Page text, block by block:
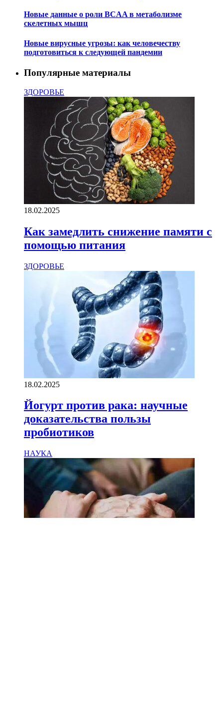
Новые данные о роли BCAA в метаболизме
скелетных мышц
Новые вирусные угрозы: как человечеству
подготовиться к следующей пандемии
Популярные материалы
ЗДОРОВЬЕ
18.02.2025
Как замедлить снижение памяти с
помощью питания
ЗДОРОВЬЕ
18.02.2025
Йогурт против рака: научные
доказательства пользы
пробиотиков
НАУКА